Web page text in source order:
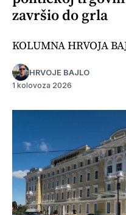
završio do grla
KOLUMNA HRVOJA
HRVOJE BAJLO
1 kolovoza 2026